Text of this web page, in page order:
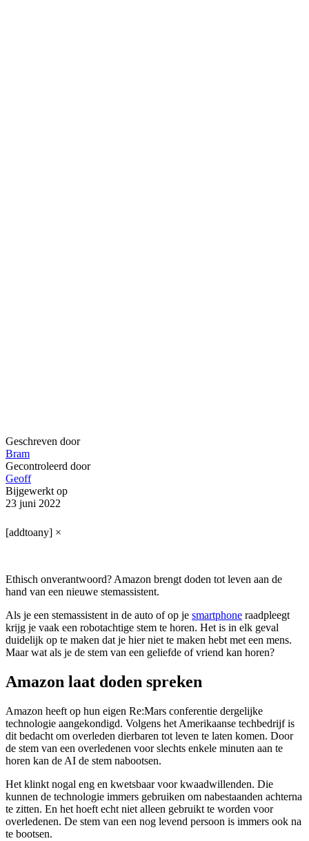
Geschreven door
Bram
Gecontroleerd door
Geoff
Bijgewerkt op
23 juni 2022
[addtoany] ×
Ethisch onverantwoord? Amazon brengt doden tot leven aan de
hand van een nieuwe stemassistent.
Als je een stemassistent in de auto of op je smartphone raadpleegt
krijg je vaak een robotachtige stem te horen. Het is in elk geval
duidelijk op te maken dat je hier niet te maken hebt met een mens.
Maar wat als je de stem van een geliefde of vriend kan horen?
Amazon laat doden spreken
Amazon heeft op hun eigen Re:Mars conferentie dergelijke
technologie aangekondigd. Volgens het Amerikaanse techbedrijf is
dit bedacht om overleden dierbaren tot leven te laten komen. Door
de stem van een overledenen voor slechts enkele minuten aan te
horen kan de AI de stem nabootsen.
Het klinkt nogal eng en kwetsbaar voor kwaadwillenden. Die
kunnen de technologie immers gebruiken om nabestaanden achterna
te zitten. En het hoeft echt niet alleen gebruikt te worden voor
overledenen. De stem van een nog levend persoon is immers ook na
te bootsen.